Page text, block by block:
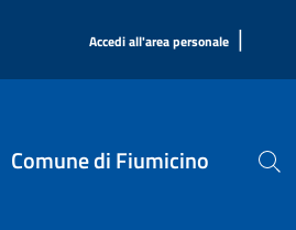
Accedi all'area personale |
Comune di Fiumicino